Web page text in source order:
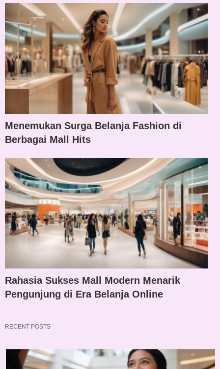
Menemukan Surga Belanja Fashion di
Berbagai Mall Hits
Rahasia Sukses Mall Modern Menarik
Pengunjung di Era Belanja Online
RECENT POSTS